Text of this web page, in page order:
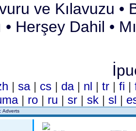
ve Kılavuzu
• Herşey Dahil •
| sa | cs | da | nl |tr |fi |
| ro | ru | sr | sk | sl |
Adverts